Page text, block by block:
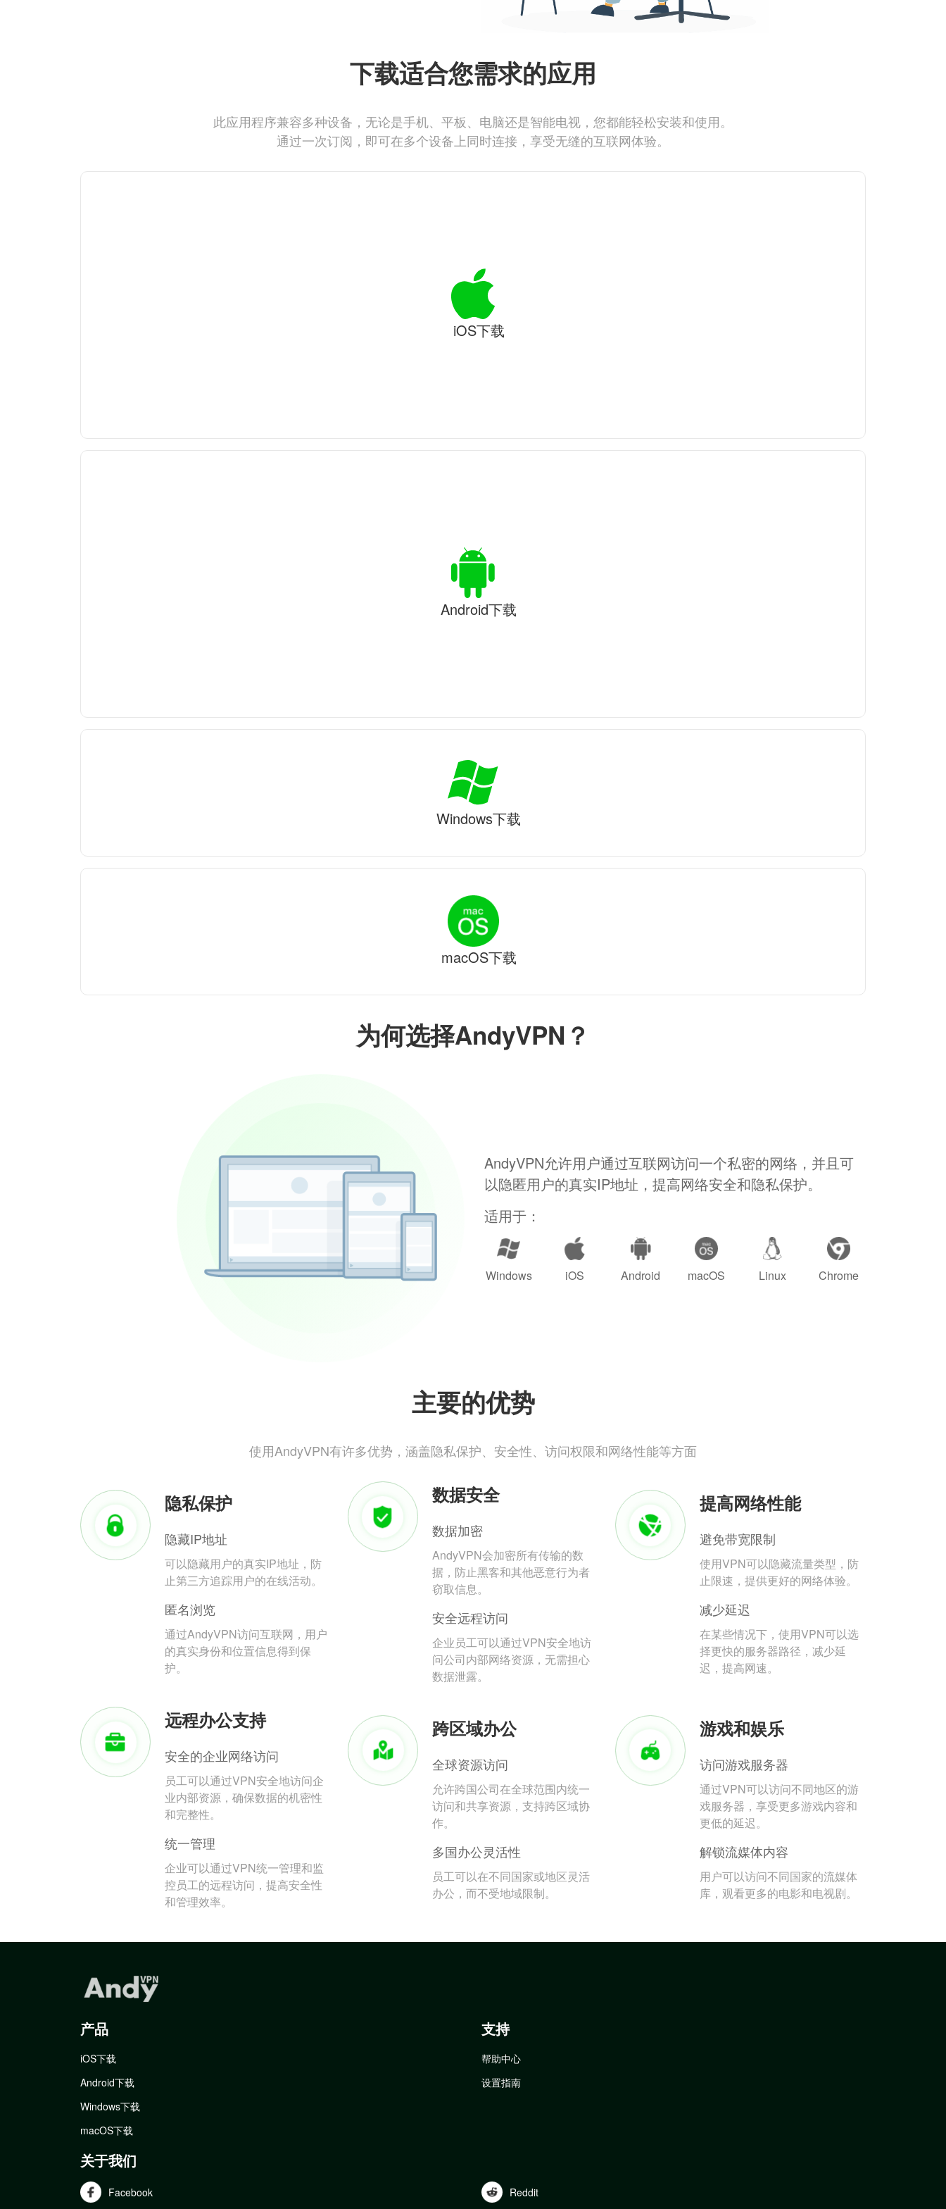
为何选择AndyVPN？
AndyVPN允许用户通过互联网访问一个私密的网络，并且可
以隐匿用户的真实IP地址，提高网络安全和隐私保护。
适用于：
Windows iOS Android macOS Linux Chrome
主要的优势
使用AndyVPN有许多优势，涵盖隐私保护、安全性、访问权限和网络性能等方面
隐私保护
隐藏IP地址
可以隐藏用户的真实IP地址，防
止第三方追踪用户的在线活动。
匿名浏览
通过AndyVPN访问互联网，用户
的真实身份和位置信息得到保
护。
数据安全
数据加密
AndyVPN会加密所有传输的数
据，防止黑客和其他恶意行为者
窃取信息。
安全远程访问
企业员工可以通过VPN安全地访
问公司内部网络资源，无需担心
数据泄露。
提高网络性能
避免带宽限制
使用VPN可以隐藏流量类型，防
止限速，提供更好的网络体验。
减少延迟
在某些情况下，使用VPN可以选
择更快的服务器路径，减少延
迟，提高网速。
远程办公支持
安全的企业网络访问
员工可以通过VPN安全地访问企
业内部资源，确保数据的机密性
和完整性。
统一管理
企业可以通过VPN统一管理和监
控员工的远程访问，提高安全性
和管理效率。
跨区域办公
全球资源访问
允许跨国公司在全球范围内统一
访问和共享资源，支持跨区域协
作。
多国办公灵活性
员工可以在不同国家或地区灵活
办公，而不受地域限制。
游戏和娱乐
访问游戏服务器
通过VPN可以访问不同地区的游
戏服务器，享受更多游戏内容和
更低的延迟。
解锁流媒体内容
用户可以访问不同国家的流媒体
库，观看更多的电影和电视剧。
下载适合您需求的应用
此应用程序兼容多种设备，无论是手机、平板、电脑还是智能电视，您都能轻松安装和使用。
通过一次订阅，即可在多个设备上同时连接，享受无缝的互联网体验。
iOS下载
Android下载
Windows下载
macOS下载
产品
iOS下载
Android下载
Windows下载
macOS下载
支持
帮助中心
设置指南
关于我们
Facebook Reddit